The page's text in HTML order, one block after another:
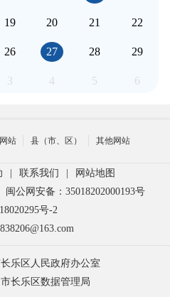
19 20 21 22
26 27 28 29
3 4 5 6
站 县（市、区） 其他网站
联系我们
网站地图
闽公网安备：35018202000193号
号-2
乐区人民政府办公室
长乐区数据管理局